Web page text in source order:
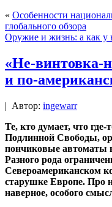
« Особенности
глобального обзора
Оружие и жизнь: а как у
«Не-винтовка-
и по-
| Автор: ingewarr
Те, кто думает, что
Подлинной Свободы,
пончиковые автоматы
Разного рода
Североамериканском
старушке Европе. Про
наверное, особого